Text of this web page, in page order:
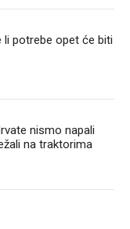
li potrebe opet će biti
nismo napali
na traktorima